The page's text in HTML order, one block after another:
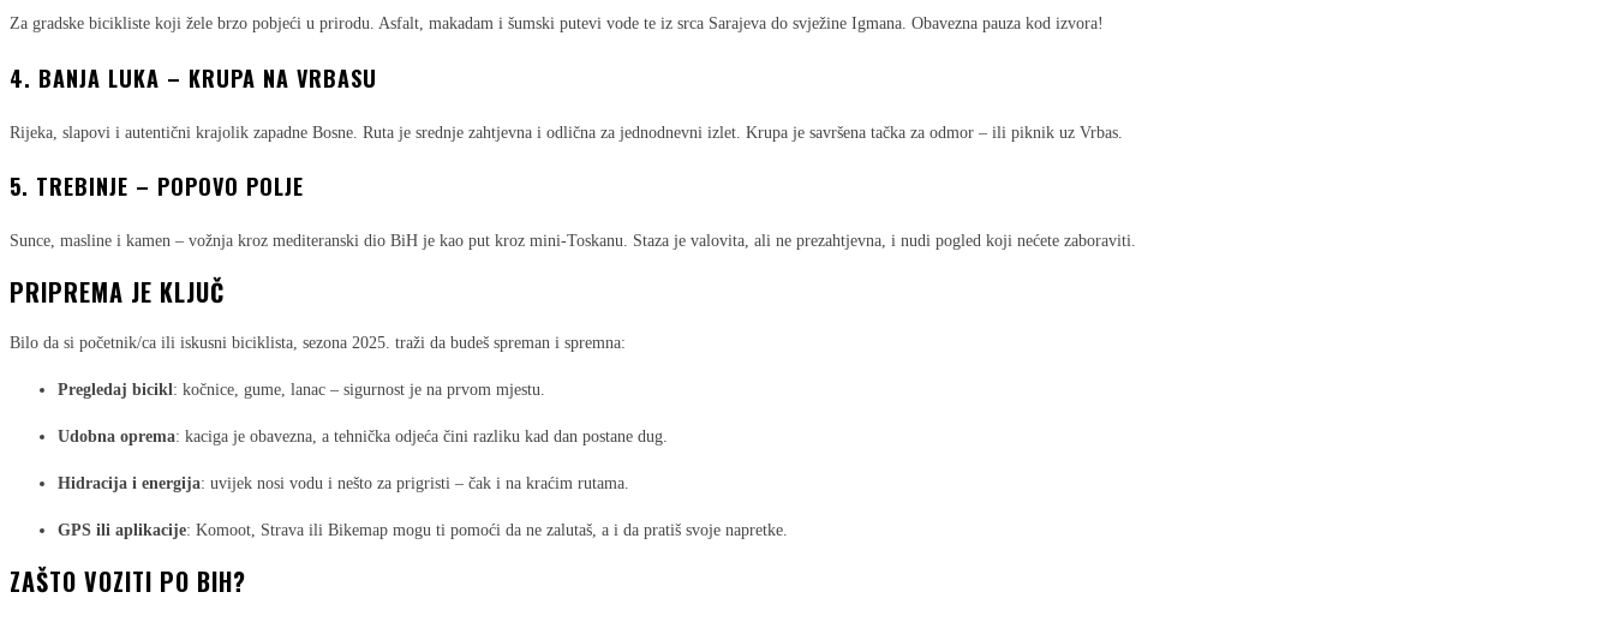
Za gradske bicikliste koji žele brzo pobjeći u prirodu. Asfalt, makadam i šumski putevi vode te iz srca Sarajeva do svježine Igmana. Obavezna pauza kod izvora!
4. BANJA LUKA – KRUPA NA VRBASU
Rijeka, slapovi i autentični krajolik zapadne Bosne. Ruta je srednje zahtjevna i odlična za jednodnevni izlet. Krupa je savršena tačka za odmor – ili piknik uz Vrbas.
5. TREBINJE – POPOVO POLJE
Sunce, masline i kamen – vožnja kroz mediteranski dio BiH je kao put kroz mini-Toskanu. Staza je valovita, ali ne prezahtjevna, i nudi pogled koji nećete zaboraviti.
PRIPREMA JE KLJUČ
Bilo da si početnik/ca ili iskusni biciklista, sezona 2025. traži da budeš spreman i spremna:
Pregledaj bicikl: kočnice, gume, lanac – sigurnost je na prvom mjestu.
Udobna oprema: kaciga je obavezna, a tehnička odjeća čini razliku kad dan postane dug.
Hidracija i energija: uvijek nosi vodu i nešto za prigristi – čak i na kraćim rutama.
GPS ili aplikacije: Komoot, Strava ili Bikemap mogu ti pomoći da ne zalutaš, a i da pratiš svoje napretke.
ZAŠTO VOZITI PO BIH?